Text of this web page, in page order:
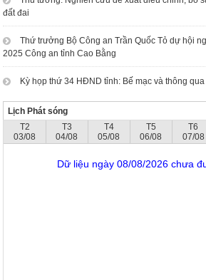
đất đai
Thứ trưởng Bộ Công an Trần Quốc Tỏ dự hội
2025 Công an tỉnh Cao Bằng
Kỳ họp thứ 34 HĐND tỉnh: Bế mạc và thông
Lịch Phát sóng
T2
03/08
T3
04/08
T4
05/08
T5
06/08
T6
07/08
Dữ liệu ngày 08/08/2026 chưa